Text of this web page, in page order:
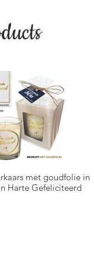
Quick Viewmet goudfolie in
Harte Gefeliciteerd